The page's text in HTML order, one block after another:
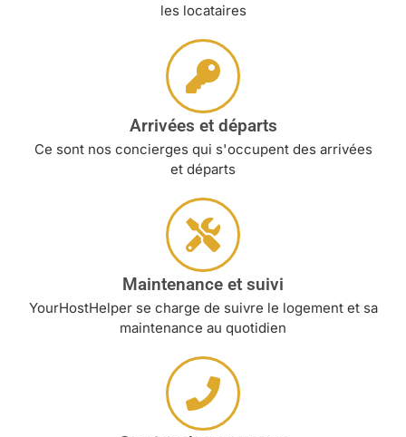
les locataires
Arrivées et départs
Ce sont nos concierges qui s'occupent des arrivées
et départs
Maintenance et suivi
YourHostHelper se charge de suivre le logement et sa
maintenance au quotidien